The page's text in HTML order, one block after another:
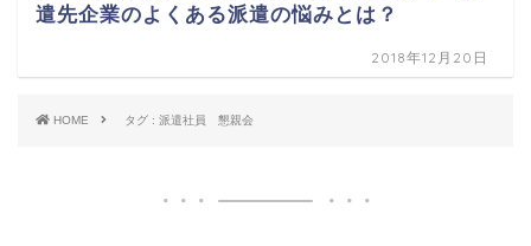
遣先企業のよくある派遣の悩みとは？
2018年12月20日
HOME タグ : 派遣社員 懇親会